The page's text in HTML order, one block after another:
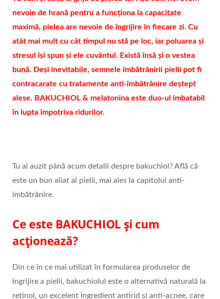
nevoie de hrană pentru a funcționa la capacitate
maximă, pielea are nevoie de îngrijire în fiecare zi. Cu
atât mai mult cu cât timpul nu stă pe loc, iar poluarea și
stresul își spun și ele cuvântul. Există însă și o vestea
bună. Deși inevitabile, semnele îmbătrânirii pielii pot fi
contracarate cu tratamente anti-îmbătrânire deștept
alese. BAKUCHIOL & melatonina este duo-ul imbatabil
în lupta împotriva ridurilor.
Tu ai auzit până acum detalii despre bakuchiol? Află că
este un bun aliat al pielii, mai ales la capitolul anti-
îmbătrânire.
Ce este BAKUCHIOL și cum
acționează?
Din ce în ce mai utilizat în formularea produselor de
îngrijire a pielii, bakuchiolul este o alternativă naturală la
retinol, un excelent ingredient antirid și anti-acnee, care